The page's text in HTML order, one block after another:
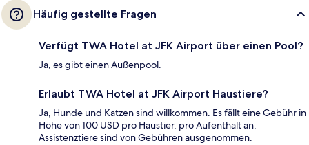
Häufig gestellte Fragen
Verfügt TWA Hotel at JFK Airport über einen Pool?
Ja, es gibt einen Außenpool.
Erlaubt TWA Hotel at JFK Airport Haustiere?
Ja, Hunde und Katzen sind willkommen. Es fällt eine Gebühr in
Höhe von 100 USD pro Haustier, pro Aufenthalt an.
Assistenztiere sind von Gebühren ausgenommen.